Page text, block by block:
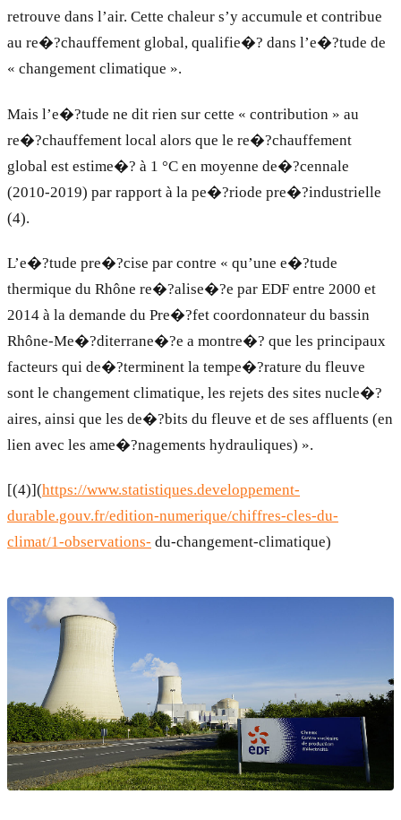
retrouve dans l’air. Cette chaleur s’y accumule et contribue
au re�?chauffement global, qualifie�? dans l’e�?tude de
« changement climatique ».
Mais l’e�?tude ne dit rien sur cette « contribution » au
re�?chauffement local alors que le re�?chauffement
global est estime�? à 1 °C en moyenne de�?cennale
(2010-2019) par rapport à la pe�?riode pre�?industrielle
(4).
L’e�?tude pre�?cise par contre « qu’une e�?tude
thermique du Rhône re�?alise�?e par EDF entre 2000 et
2014 à la demande du Pre�?fet coordonnateur du bassin
Rhône-Me�?diterrane�?e a montre�? que les principaux
facteurs qui de�?terminent la tempe�?rature du fleuve
sont le changement climatique, les rejets des sites nucle�?
aires, ainsi que les de�?bits du fleuve et de ses affluents (en
lien avec les ame�?nagements hydrauliques) ».
[(4)](https://www.statistiques.developpement-
durable.gouv.fr/edition-numerique/chiffres-cles-du-
climat/1-observations- du-changement-climatique)